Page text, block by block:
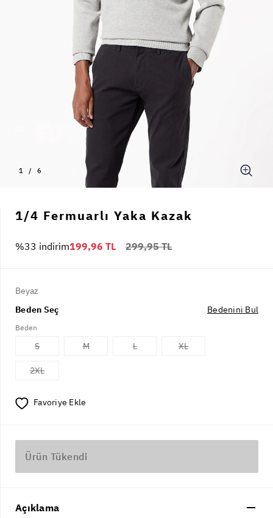
1 / 6
1/4 Fermuarlı Yaka Kazak
299,95 TL
%33 indirim199,96 TL
Beyaz
Beden Seç
Bedenini Bul
Beden
S M L XL
2XL
Favoriye Ekle
Ürün Tükendi
Açıklama